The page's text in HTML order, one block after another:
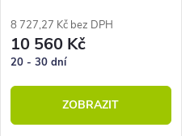
8 727,27 Kč bez DPH
10 560 Kč
20 - 30 dní
ZOBRAZIT